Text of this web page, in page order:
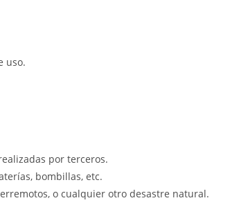
uso.
por terceros.
bombillas, etc.
o cualquier otro desastre natural.